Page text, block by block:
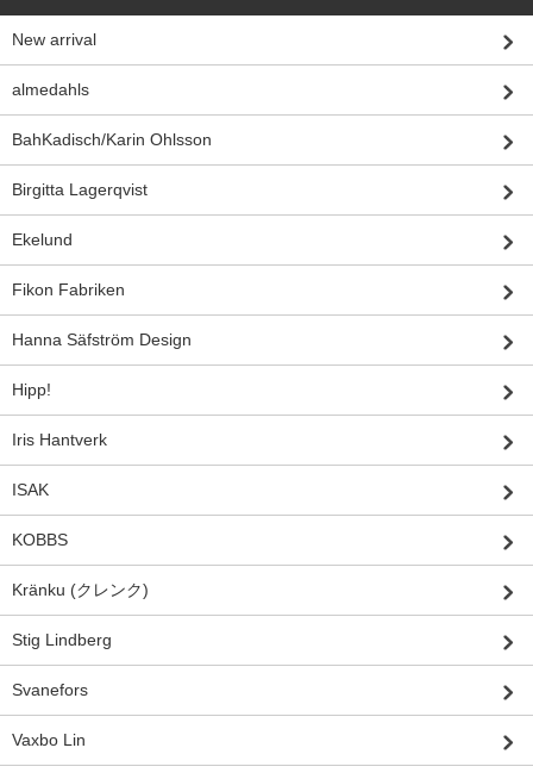
New arrival
almedahls
BahKadisch/Karin Ohlsson
Birgitta Lagerqvist
Ekelund
Fikon Fabriken
Hanna Säfström Design
Hipp!
Iris Hantverk
ISAK
KOBBS
Kränku (クレンク)
Stig Lindberg
Svanefors
Vaxbo Lin